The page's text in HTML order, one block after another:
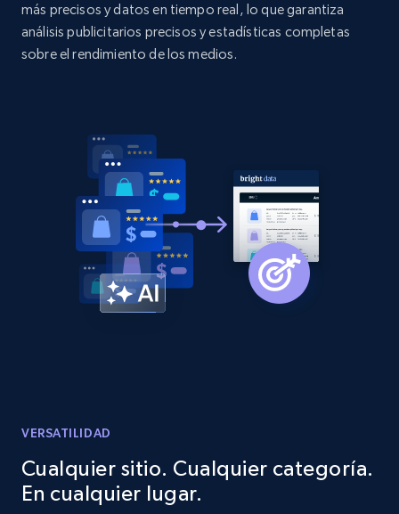
Title, Seller name, Brand, Description, Initial
price, Currency, Availability, Reviews count, and
2.1K+ 375+ Comenzar ahora
1.9K+
más precisos y datos en tiempo real, lo que garantiza
análisis publicitarios precisos y estadísticas completas
sobre el rendimiento de los medios.
VERSATILIDAD
Cualquier sitio. Cualquier categoría.
En cualquier lugar.